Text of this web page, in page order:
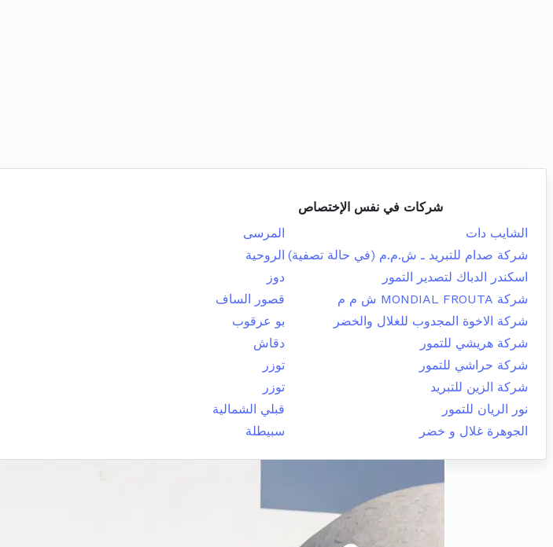
شركات في نفس الإختصاص
الشايب دات
المرسى
شركة صدام للتبريد ـ ش.م.م (في حالة تصفية) الروحية
اسكندر الدباك لتصدير التمور
دوز
شركة MONDIAL FROUTA ش م م
قصور الساف
شركة الاخوة المجدوب للغلال والخضر
بو عرقوب
شركة هريشي للتمور
دقاش
شركة حراشي للتمور
توزر
شركة الزين للتبريد
توزر
نور الريان للتمور
قبلي الشمالية
الجوهرة غلال و خضر
سبيطلة